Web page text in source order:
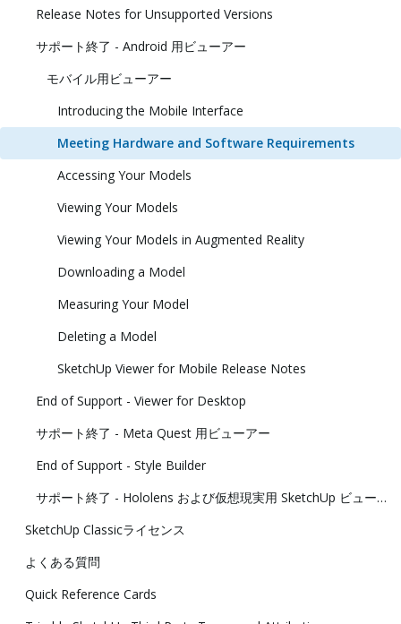
Release Notes for Unsupported Versions
サポート終了 - Android 用ビューアー
モバイル用ビューアー
Introducing the Mobile Interface
Meeting Hardware and Software Requirements
Accessing Your Models
Viewing Your Models
Viewing Your Models in Augmented Reality
Downloading a Model
Measuring Your Model
Deleting a Model
SketchUp Viewer for Mobile Release Notes
End of Support - Viewer for Desktop
サポート終了 - Meta Quest 用ビューアー
End of Support - Style Builder
サポート終了 - Hololens および仮想現実用 SketchUp ビューアー
SketchUp Classicライセンス
よくある質問
Quick Reference Cards